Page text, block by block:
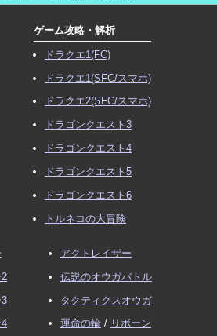
ゲーム攻略・解析
ドラクエ1(FC)
ドラクエ1(SFC/スマホ)
ドラクエ2(SFC/スマホ)
ドラゴンクエスト3
ドラゴンクエスト4
ドラゴンクエスト5
ドラゴンクエスト6
トルネコの大冒険
アクトレイザー
伝説のオウガバトル
タクティクスオウガ
運命の輪 / リボーン